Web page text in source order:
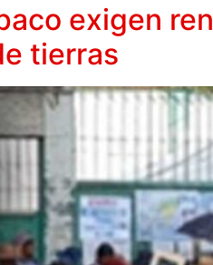
exigen
tierras